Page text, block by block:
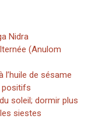
Nidra
(Anulom
l’huile de sésame
positifs
soleil; dormir plus
siestes